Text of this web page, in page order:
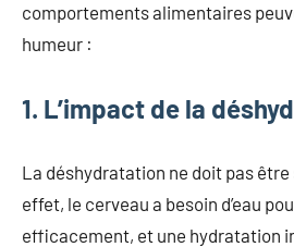
comportements alimentaires
humeur :
1. L’impact de la
La déshydratation ne doit pas
effet, le cerveau a besoin d’eau
efficacement, et une hydratation